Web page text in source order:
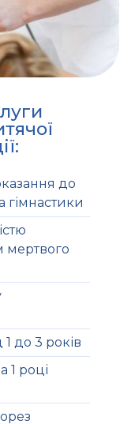
до
гімнастики
мертвого
1 до 3 років
1 році